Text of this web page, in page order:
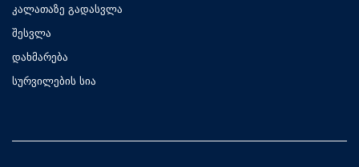
კალათაზე გადასვლა
შესვლა
დახმარება
სურვილების სია